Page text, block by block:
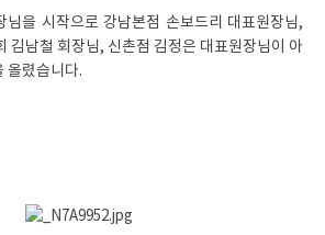
님을 시작으로 강남본점 손보드리 대표원장님,
김남철 회장님, 신촌점 김정은 대표원장님이 아
올렸습니다.